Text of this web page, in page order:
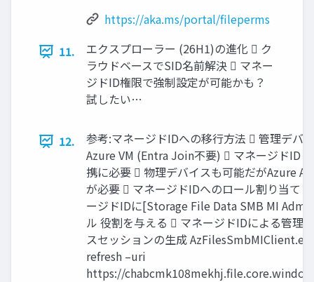
https://aka.ms/portal/fileperms
11.
エクスプローラー (26H1)の進化  ク
ラウドベースでSID名前解決  マネー
ジドID権限で強制設定が可能かも？
試したい…
12.
参考:マネージドIDへの移行方法  管理デバ
Azure VM (Entra Join不要)  マネージドID
携に必要  物理デバイスも可能だがAzure
が必要  マネージドIDへのロール割り当て 
ージドIDに[Storage File Data SMB MI
ル 役割を与える  マネージドIDによる管理
スセッションの生成
refresh –uri
https://